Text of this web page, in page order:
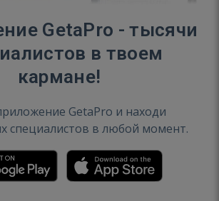
GetaPro - тысячи
в твоем
кармане!
GetaPro и находи
специалистов в любой момент.